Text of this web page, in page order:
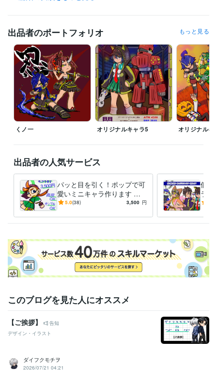
Adobe Illustrator:0年CLIP STUDIO PAINT:3年
得意分野
イラスト作成・漫画制作 オリジナルキャラクター作成
イラスト作成・漫画制作 Live2Dモデリング
出品者のポートフォリオ もっと見る
くノ一 オリジナルキャラ5 オリジナルキ
出品者の人気サービス
パッと目を引く！ポップで可
愛いミニキャラ作ります ア
イコン・配信用立ち絵・live2
5.0(38) 3,500 円
個性
ラク
ンプ
このブログを見た人にオススメ
【ご挨拶】
告知
デザイン・イラスト
ダイフクモチヲ
2026/07/21 04:21